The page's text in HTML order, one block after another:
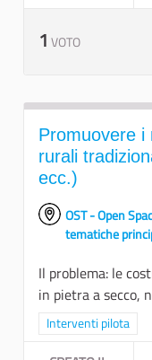
1 VOTO
Promuovere i
rurali
ecc.)
OST - Open
tematiche
Il problema: le
in pietra a secco,
Filtra i risultati per
Interventi pilota